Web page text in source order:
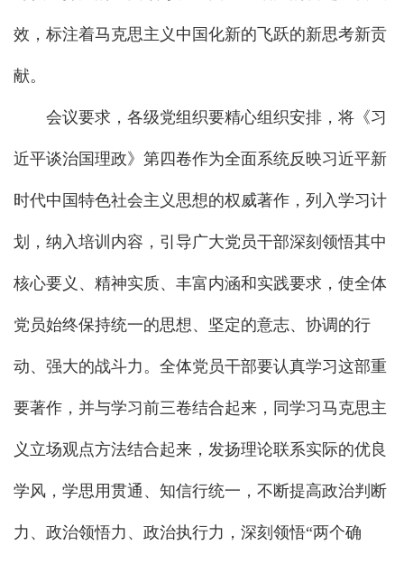
效，标注着马克思主义中国化新的飞跃的新思考新贡
献。
会议要求，各级党组织要精心组织安排，将《习
近平谈治国理政》第四卷作为全面系统反映习近平新
时代中国特色社会主义思想的权威著作，列入学习计
划，纳入培训内容，引导广大党员干部深刻领悟其中
核心要义、精神实质、丰富内涵和实践要求，使全体
党员始终保持统一的思想、坚定的意志、协调的行
动、强大的战斗力。全体党员干部要认真学习这部重
要著作，并与学习前三卷结合起来，同学习马克思主
义立场观点方法结合起来，发扬理论联系实际的优良
学风，学思用贯通、知信行统一，不断提高政治判断
力、政治领悟力、政治执行力，深刻领悟“两个确